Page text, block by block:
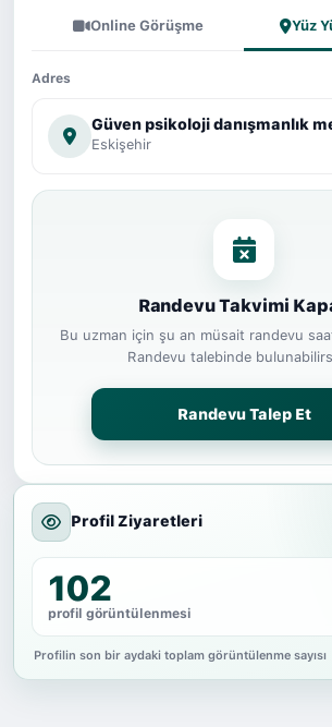
Online Görüşme Yüz
Adres
Güven psikoloji danışmanlık
Eskişehir
Randevu Takvimi
Bu uzman için şu an müsait randevu
Randevu talebinde
Randevu Talep Et
Profil Ziyaretleri
102
profil görüntülenmesi
Profilin son bir aydaki toplam görüntülenme sayısı